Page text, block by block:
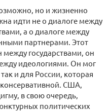
но и жизненно
идти не о диалоге между
а о диалоге между
партнерами. Этот
государствами, он
идеологиями. Он мог
и для России, которая
консервативной. США,
в свою очередь,
политических